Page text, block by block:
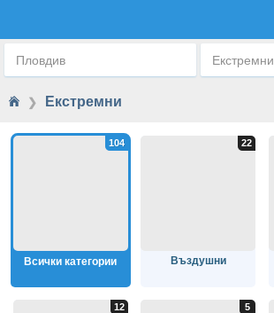
Пловдив Екстремни
❯ Екстремни
Всички категории Въздушни